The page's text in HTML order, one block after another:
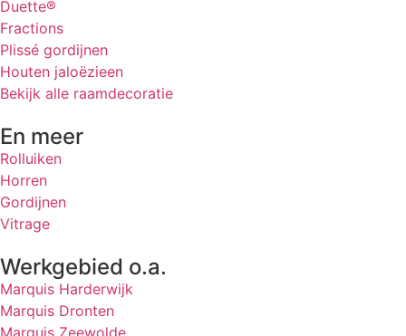
Duette®
Fractions
Plissé gordijnen
Houten jaloëzieen
Bekijk alle raamdecoratie
En meer
Rolluiken
Horren
Gordijnen
Vitrage
Werkgebied o.a.
Marquis Harderwijk
Marquis Dronten
Marquis Zeewolde